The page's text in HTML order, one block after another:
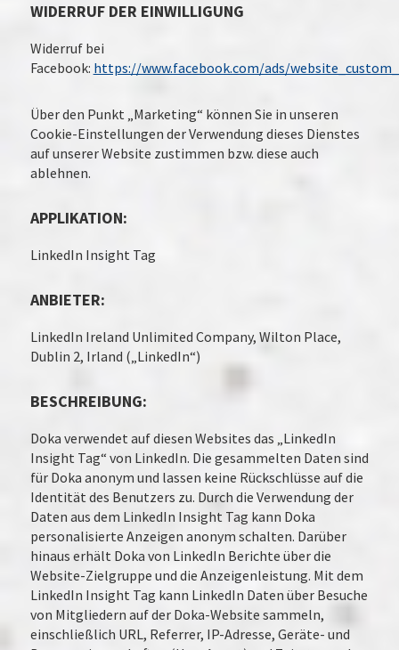
WIDERRUF DER EINWILLIGUNG
Widerruf bei
Facebook: https://www.facebook.com/ads/
Über den Punkt „Marketing“ können Sie in unseren
Cookie-Einstellungen der Verwendung dieses Dienstes
auf unserer Website zustimmen bzw. diese auch
ablehnen.
APPLIKATION:
LinkedIn Insight Tag
ANBIETER:
LinkedIn Ireland Unlimited Company, Wilton Place,
Dublin 2, Irland („LinkedIn“)
BESCHREIBUNG:
Doka verwendet auf diesen Websites das „LinkedIn
Insight Tag“ von LinkedIn. Die gesammelten Daten sind
für Doka anonym und lassen keine Rückschlüsse auf die
Identität des Benutzers zu. Durch die Verwendung der
Daten aus dem LinkedIn Insight Tag kann Doka
personalisierte Anzeigen anonym schalten. Darüber
hinaus erhält Doka von LinkedIn Berichte über die
Website-Zielgruppe und die Anzeigenleistung. Mit dem
LinkedIn Insight Tag kann LinkedIn Daten über Besuche
von Mitgliedern auf der Doka-Website sammeln,
einschließlich URL, Referrer, IP-Adresse, Geräte- und